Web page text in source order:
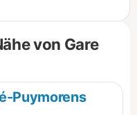
Llivia und Font-
eines hübschen Baches
von Gare
Puymorens